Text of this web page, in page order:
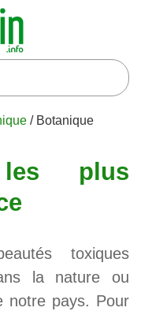
/ Botanique
plus
toxiques
la nature ou
notre pays. Pour